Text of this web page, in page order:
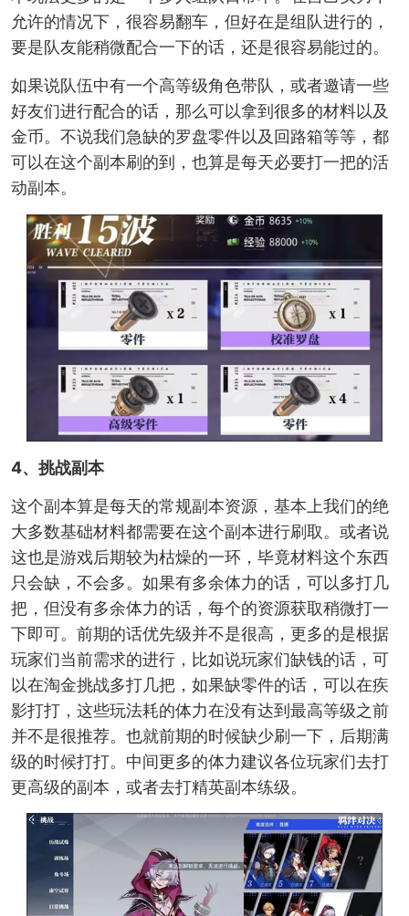
允许的情况下，很容易翻车，但好在是组队进行的，
要是队友能稍微配合一下的话，还是很容易能过的。
如果说队伍中有一个高等级角色带队，或者邀请一些
好友们进行配合的话，那么可以拿到很多的材料以及
金币。不说我们急缺的罗盘零件以及回路箱等等，都
可以在这个副本刷的到，也算是每天必要打一把的活
动副本。
4、挑战副本
这个副本算是每天的常规副本资源，基本上我们的绝
大多数基础材料都需要在这个副本进行刷取。或者说
这也是游戏后期较为枯燥的一环，毕竟材料这个东西
只会缺，不会多。如果有多余体力的话，可以多打几
把，但没有多余体力的话，每个的资源获取稍微打一
下即可。前期的话优先级并不是很高，更多的是根据
玩家们当前需求的进行，比如说玩家们缺钱的话，可
以在淘金挑战多打几把，如果缺零件的话，可以在疾
影打打，这些玩法耗的体力在没有达到最高等级之前
并不是很推荐。也就前期的时候缺少刷一下，后期满
级的时候打打。中间更多的体力建议各位玩家们去打
更高级的副本，或者去打精英副本练级。